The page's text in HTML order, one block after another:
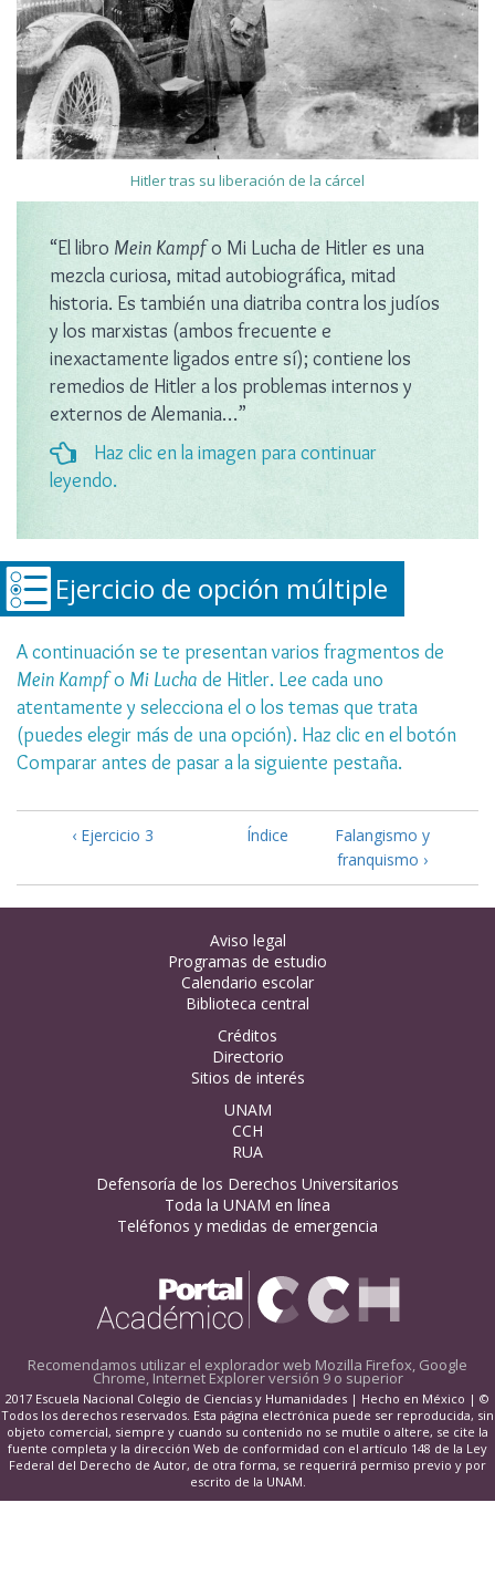
Hitler tras su liberación de la cárcel
“El libro Mein Kampfo Mi Lucha de Hitler es una
mezcla curiosa, mitad autobiográfica, mitad
historia. Es también una diatriba contra los judíos
y los marxistas (ambos frecuente e
inexactamente ligados entre sí); contiene los
remedios de Hitler a los problemas internos y
externos de Alemania…”
Haz clic en la imagen para continuar
leyendo.
Ejercicio de opción múltiple
A continuación se te presentan varios fragmentos de
Mein Kampfo Mi Lucha de Hitler. Lee cada uno
atentamente y selecciona el o los temas que trata
(puedes elegir más de una opción). Haz clic en el botón
Comparar antes de pasar a la siguiente pestaña.
‹ Ejercicio 3 Índice
Falangismo y
franquismo ›
Aviso legal
Programas de estudio
Calendario escolar
Biblioteca central
Créditos
Directorio
Sitios de interés
UNAM
CCH
RUA
Defensoría de los Derechos Universitarios
Toda la UNAM en línea
Teléfonos y medidas de emergencia
Recomendamos utilizar el explorador web Mozilla Firefox, Google
Chrome, Internet Explorer versión 9 o superior
2017 Escuela Nacional Colegio de Ciencias y Humanidades | Hecho en México | ©
Todos los derechos reservados. Esta página electrónica puede ser reproducida, sin
objeto comercial, siempre y cuando su contenido no se mutile o altere, se cite la
fuente completa y la dirección Web de conformidad con el artículo 148 de la Ley
Federal del Derecho de Autor, de otra forma, se requerirá permiso previo y por
escrito de la UNAM.